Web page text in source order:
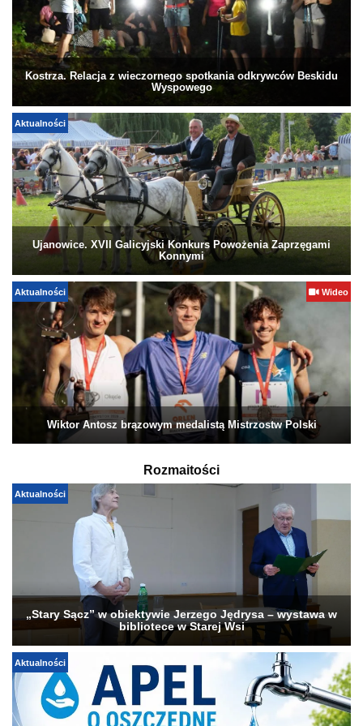
Kostrza. Relacja z wieczornego spotkania odkrywców Beskidu
Wyspowego
Aktualności
Ujanowice. XVII Galicyjski Konkurs Powożenia Zaprzęgami
Konnymi
Aktualności Wideo
Wiktor Antosz brązowym medalistą Mistrzostw Polski
Rozmaitości
Aktualności
„Stary Sącz” w obiektywie Jerzego Jędrysa – wystawa w
bibliotece w Starej Wsi
Aktualności